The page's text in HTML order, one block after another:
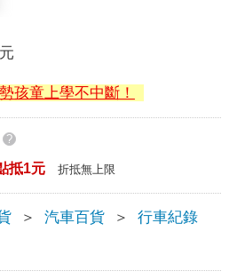
元
孩童上學不中斷！
?
抵1元 折抵無上限
＞ 汽車百貨 ＞ 行車紀錄